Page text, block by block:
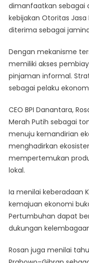
dimanfaatkan sebagai
kebijakan Otoritas
diterima sebagai
Dengan mekanisme
memiliki akses
pinjaman informal.
sebagai pelaku
CEO BPI Danantara,
Merah Putih sebagai
menuju kemandirian
menghadirkan
mempertemukan
lokal.
Ia menilai keberadaan
kemajuan ekonomi
Pertumbuhan dapat
dukungan
Rosan juga menilai